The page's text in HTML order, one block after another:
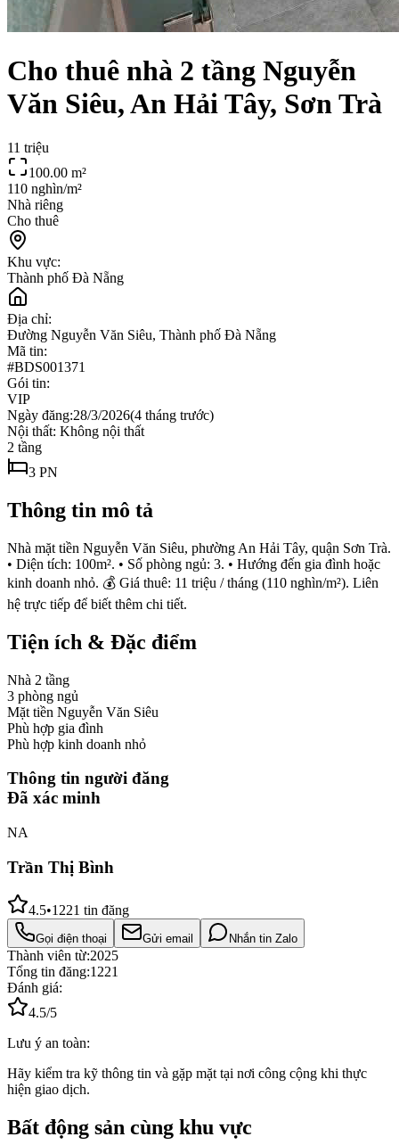
Cho thuê nhà 2 tầng Nguyễn
Văn Siêu, An Hải Tây, Sơn Trà
11 triệu
100.00 m²
110 nghìn/m²
Nhà riêng
Cho thuê
Khu vực:
Thành phố Đà Nẵng
Địa chỉ:
Đường Nguyễn Văn Siêu, Thành phố Đà Nẵng
Mã tin:
#BDS001371
Gói tin:
VIP
Ngày đăng:28/3/2026(4 tháng trước)
Nội thất: Không nội thất
2 tầng
3 PN
Thông tin mô tả
Nhà mặt tiền Nguyễn Văn Siêu, phường An Hải Tây, quận Sơn Trà.
• Diện tích: 100m². • Số phòng ngủ: 3. • Hướng đến gia đình hoặc
kinh doanh nhỏ. 💰 Giá thuê: 11 triệu / tháng (110 nghìn/m²). Liên
hệ trực tiếp để biết thêm chi tiết.
Tiện ích & Đặc điểm
Nhà 2 tầng
3 phòng ngủ
Mặt tiền Nguyễn Văn Siêu
Phù hợp gia đình
Phù hợp kinh doanh nhỏ
Thông tin người đăng
Đã xác minh
NA
Trần Thị Bình
4.5•1221 tin đăng
Gọi điện thoại Gửi email Nhắn tin Zalo
Thành viên từ:2025
Tổng tin đăng:1221
Đánh giá:
4.5/5
Lưu ý an toàn:
Hãy kiểm tra kỹ thông tin và gặp mặt tại nơi công cộng khi thực
hiện giao dịch.
Bất động sản cùng khu vực